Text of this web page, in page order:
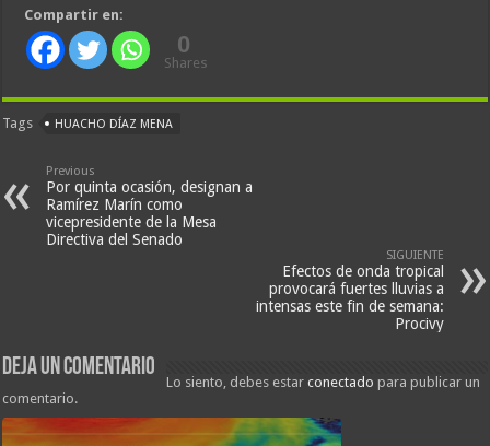
Compartir en:
0
Shares
Tags HUACHO DÍAZ MENA
Previous
Por quinta ocasión, designan a
Ramírez Marín como
vicepresidente de la Mesa
Directiva del Senado
SIGUIENTE
Efectos de onda tropical
provocará fuertes lluvias a
intensas este fin de semana:
Procivy
Deja un comentario
Lo siento, debes estarconectado para publicar un
comentario.